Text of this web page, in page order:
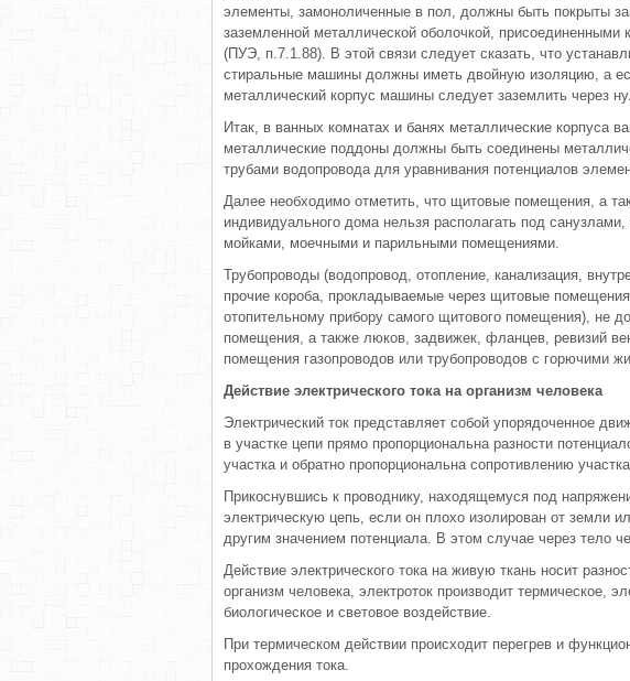
элементы, замоноличенные в пол, должны быть покрыты
заземленной металлической оболочкой, присоединенными
(ПУЭ, п.7.1.88). В этой связи следует сказать, что
стиральные машины должны иметь двойную изоляцию, а
металлический корпус машины следует заземлить через
Итак, в ванных комнатах и банях металлические корпуса
металлические поддоны должны быть соединены
трубами водопровода для уравнивания потенциалов
Далее необходимо отметить, что щитовые помещения, а
индивидуального дома нельзя располагать под
мойками, моечными и парильными помещениями.
Трубопроводы (водопровод, отопление, канализация,
прочие короба, прокладываемые через щитовые
отопительному прибору самого щитового помещения), не
помещения, а также люков, задвижек, фланцев, ревизий
помещения газопроводов или трубопроводов с горючими
Действие электрического тока на организм человека
Электрический ток представляет собой упорядоченное
в участке цепи прямо пропорциональна разности
участка и обратно пропорциональна сопротивлению
Прикоснувшись к проводнику, находящемуся под
электрическую цепь, если он плохо изолирован от земли
другим значением потенциала. В этом случае через тело
Действие электрического тока на живую ткань носит
организм человека, электроток производит термическое,
биологическое и световое воздействие.
При термическом действии происходит перегрев и
прохождения тока.